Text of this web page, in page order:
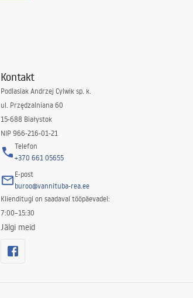
Kontakt
Podlasiak Andrzej Cylwik sp. k.
ul. Przędzalniana 60
15-688 Białystok
NIP 966-216-01-21
Telefon
+370 661 05655
E-post
buroo@vannituba-rea.ee
Klienditugi on saadaval tööpäevadel:
7:00–15:30
Jälgi meid